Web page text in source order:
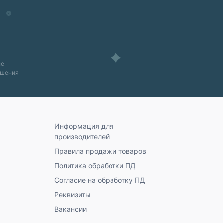
Информация для
производителей
Правила продажи товаров
Политика обработки ПД
Согласие на обработку ПД
Реквизиты
Вакансии